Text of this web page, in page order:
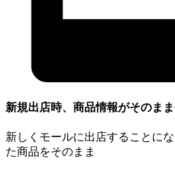
新規出店時、商品情報がそのま
新しくモールに出店することに
た商品をそのまま